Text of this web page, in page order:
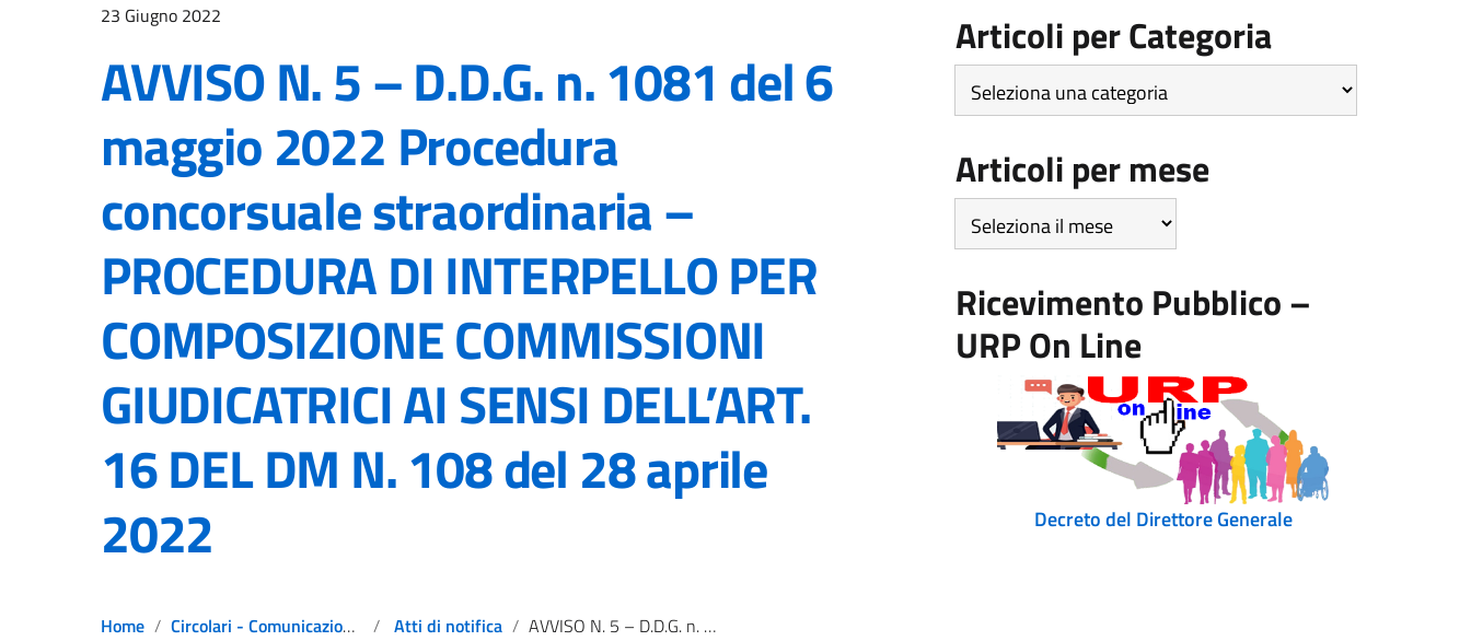
23 Giugno 2022
AVVISO N. 5 – D.D.G. n. 1081 del 6
maggio 2022 Procedura
concorsuale straordinaria –
PROCEDURA DI INTERPELLO PER
COMPOSIZIONE COMMISSIONI
GIUDICATRICI AI SENSI DELL’ART.
16 DEL DM N. 108 del 28 aprile
2022
Home Circolari - Comunicazioni - Notizie Atti di notifica AVVISO N. 5 – D.D.G. n. 1081 del 6 maggio 2022 Procedura concorsuale straordinaria – PROCEDURA DI INTERPELLO PER COMPOSIZIONE COMMISSIONI GIUDICATRICI AI SENSI DELL’ART. 16 DEL DM N. 108 del 28 aprile 2022
Articoli per Categoria
Articoli
per
Articoli per mese
Articoli
per
Ricevimento Pubblico –
URP On Line
Decreto del Direttore Generale